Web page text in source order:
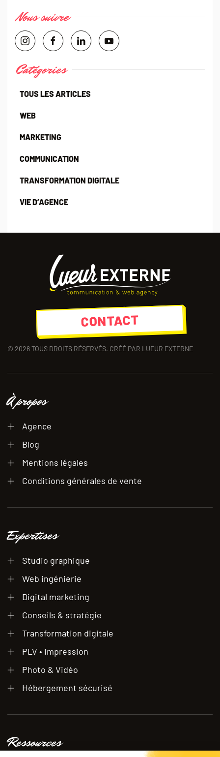
Nous suivre
Catégories
TOUS LES ARTICLES
WEB
MARKETING
COMMUNICATION
TRANSFORMATION DIGITALE
VIE D’AGENCE
CONTACT
© 2026TOUS DROITS RÉSERVÉS. CRÉÉ PAR LUEUR EXTERNE
À propos
Agence
Blog
Mentions légales
Conditions générales de vente
Expertises
Studio graphique
Web ingénierie
Digital marketing
Conseils & stratégie
Transformation digitale
PLV • Impression
Photo & Vidéo
Hébergement sécurisé
Ressources